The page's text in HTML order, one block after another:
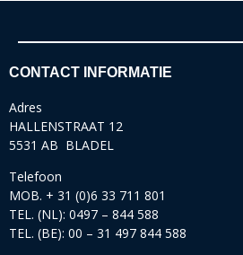
CONTACT INFORMATIE
Adres
HALLENSTRAAT 12
5531 AB BLADEL
Telefoon
MOB. + 31 (0)6 33 711 801
TEL. (NL): 0497 – 844 588
TEL. (BE): 00 – 31 497 844 588